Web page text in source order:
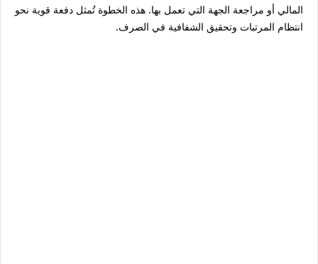
المالي أو مراجعة الجهة التي تعمل بها. هذه الخطوة تُمثل دفعة قوية نحو
انتظام المرتبات وتحقيق الشفافية في الصرف.